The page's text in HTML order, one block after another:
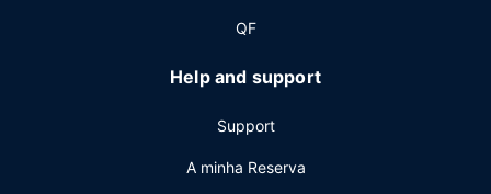
QF
Help and support
Support
A minha Reserva